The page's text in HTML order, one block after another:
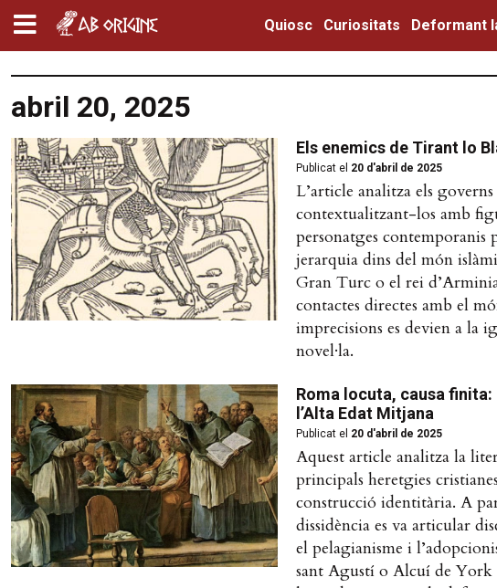
Quiosc Curiositats Deformant
abril 20, 2025
Els enemics de Tirant lo
Publicat el 20 d'abril de 2025
L’article analitza els
contextualitzant-los amb
personatges
jerarquia dins del món
Gran Turc o el rei
contactes directes amb el
imprecisions es devien a la
novel·la.
Roma locuta, causa
l’Alta Edat Mitjana
Publicat el 20 d'abril de 2025
Aquest article analitza la
principals heretgies
construcció identitària. A
dissidència es va articular
el pelagianisme i
sant Agustí o Alcuí de York